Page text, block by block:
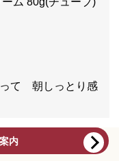
って 朝しっとり感
内